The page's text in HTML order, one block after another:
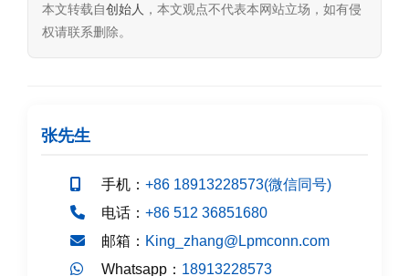
本文转载自创始人 ，本文观点不代表本网站立场，如有侵
权请联系删除。
张先生
手机： +86 18913228573(微信同号)
电话： +86 512 36851680
邮箱： King_zhang@Lpmconn.com
Whatsapp： 18913228573